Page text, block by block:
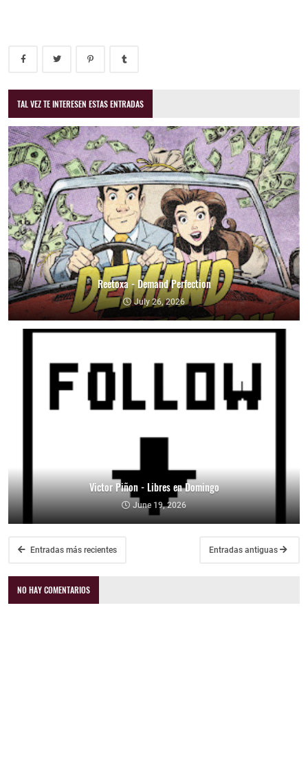
TAL VEZ TE INTERESEN ESTAS ENTRADAS
Reetoxa - Demand Perfection
July 26, 2026
Victor Piñon - Libres en Domingo
June 19, 2026
Entradas más recientes Entradas antiguas
NO HAY COMENTARIOS